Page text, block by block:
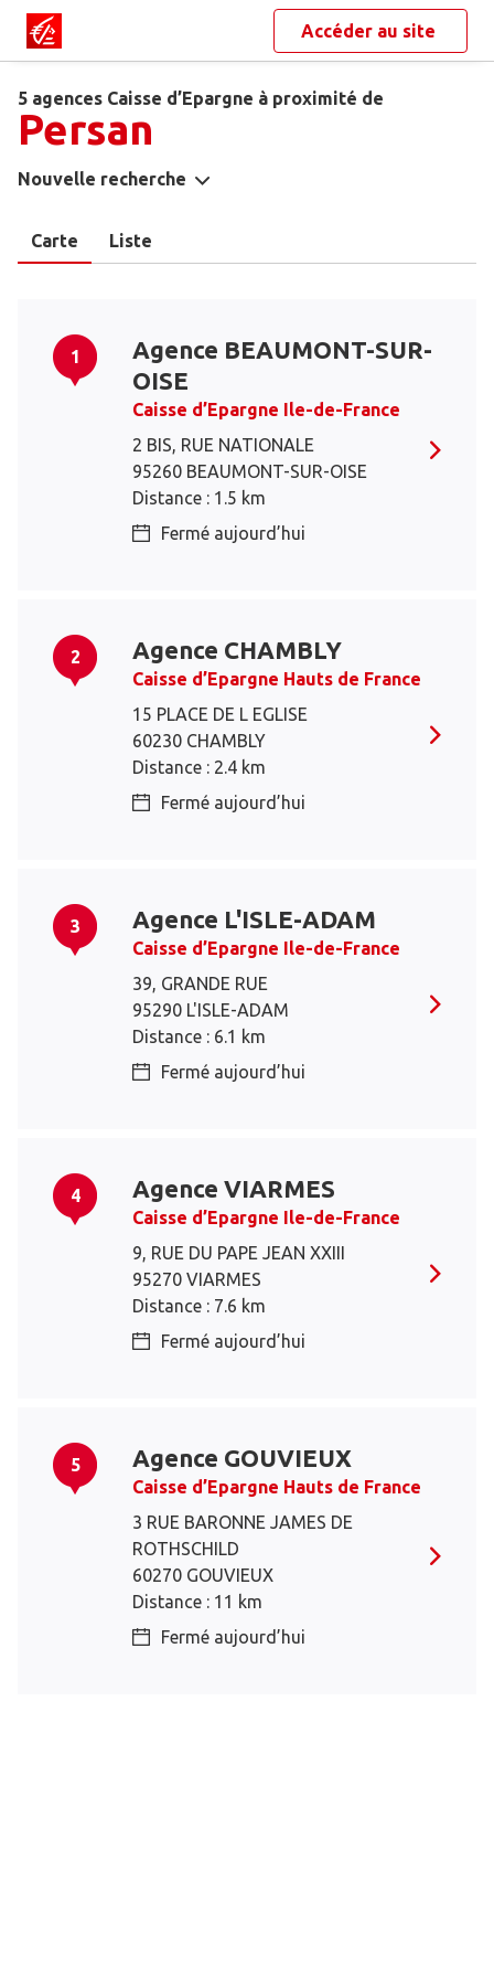
Accéder au site
5 agences Caisse d’Epargne à proximité de
Persan
Nouvelle recherche
Carte Liste
1
Agence BEAUMONT-SUR-
OISE
Caisse d’Epargne Ile-de-France
2 BIS, RUE NATIONALE
95260 BEAUMONT-SUR-OISE
Distance : 1.5 km
Fermé aujourd’hui
2 Agence CHAMBLY
Caisse d’Epargne Hauts de France
15 PLACE DE L EGLISE
60230 CHAMBLY
Distance : 2.4 km
Fermé aujourd’hui
3 Agence L'ISLE-ADAM
Caisse d’Epargne Ile-de-France
39, GRANDE RUE
95290 L'ISLE-ADAM
Distance : 6.1 km
Fermé aujourd’hui
4 Agence VIARMES
Caisse d’Epargne Ile-de-France
9, RUE DU PAPE JEAN XXIII
95270 VIARMES
Distance : 7.6 km
Fermé aujourd’hui
5 Agence GOUVIEUX
Caisse d’Epargne Hauts de France
3 RUE BARONNE JAMES DE
ROTHSCHILD
60270 GOUVIEUX
Distance : 11 km
Fermé aujourd’hui